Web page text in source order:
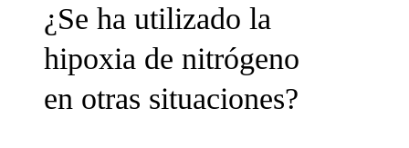
¿Se ha utilizado la
hipoxia de nitrógeno
en otras situaciones?